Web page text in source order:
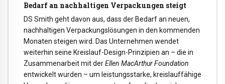
Bedarf an nachhaltigen Verpackungen steigt
DS Smith geht davon aus, dass der Bedarf an neuen,
nachhaltigen Verpackungslösungen in den kommenden
Monaten steigen wird. Das Unternehmen wendet
weiterhin seine Kreislauf-Design-Prinzipien an – die in
Zusammenarbeit mit derEllen MacArthur Foundation
entwickelt wurden – um leistungsstarke, kreislauffähige